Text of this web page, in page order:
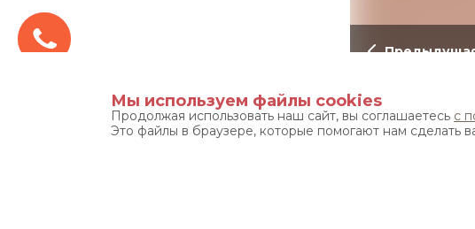
Компактное и
система,
Мы используем файлы cookies
Продолжая использовать наш сайт, вы соглашаетесь с
Это файлы в браузере, которые помогают нам сделать